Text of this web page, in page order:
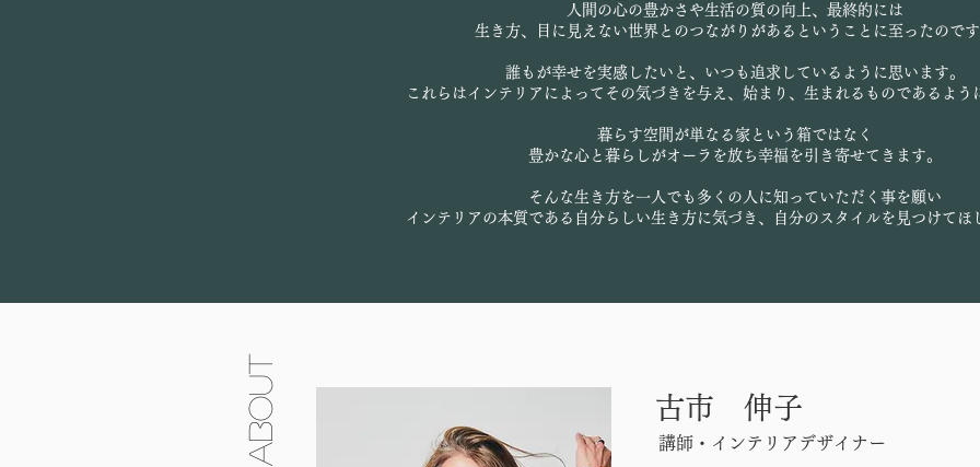
人間の心の豊かさや生活の質の向上、 最終的には
生き方、目に見えない世界とのつながりがあるということに至ったのです
誰もが幸せを実感したいと、いつも追求しているように 思います。
これらはインテリアによってその気づきを与え、始まり、生まれるものであるよう
暮らす空間が単なる家という箱ではなく
豊かな心と 暮らしがオーラを放ち幸福を引き寄せてきます。
そんな生き方を一人でも多くの人に知っていただく事を願い
インテリアの本質である自分らしい生き方に気づき、
自分のスタイルを見つけてほ
ABOUT 古市 伸子
講師・インテリアデザイナー